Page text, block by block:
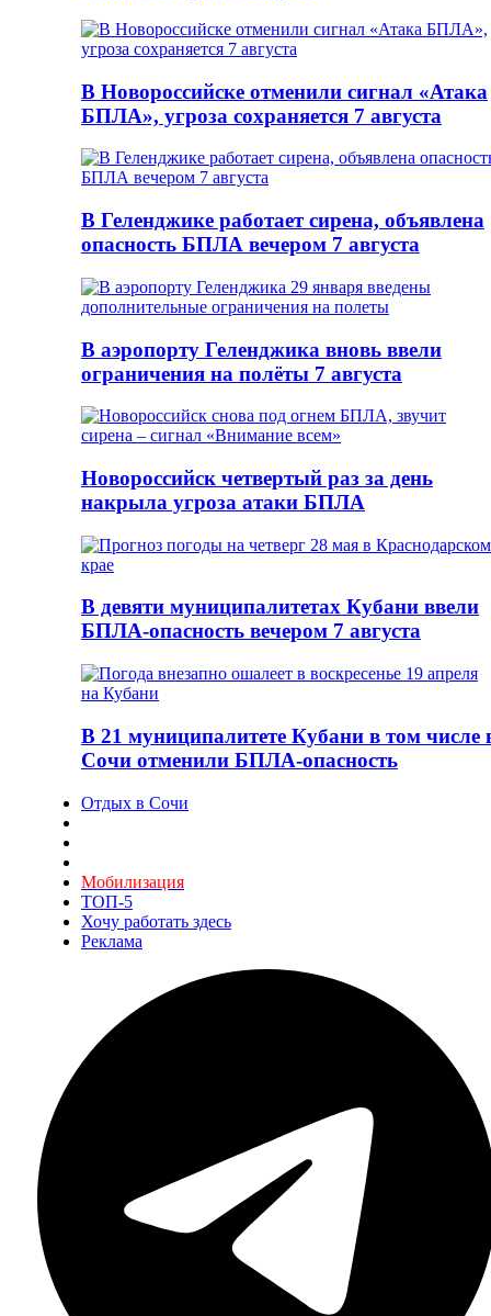
В Новороссийске отменили сигнал «Атака
БПЛА», угроза сохраняется 7 августа
В Геленджике работает сирена, объявлена
опасность БПЛА вечером 7 августа
В аэропорту Геленджика вновь ввели
ограничения на полёты 7 августа
Новороссийск четвертый раз за день
накрыла угроза атаки БПЛА
В девяти муниципалитетах Кубани ввели
БПЛА-опасность вечером 7 августа
В 21 муниципалитете Кубани в том числе
Сочи отменили БПЛА-опасность
Отдых в Сочи
Мобилизация
ТОП-5
Хочу работать здесь
Реклама